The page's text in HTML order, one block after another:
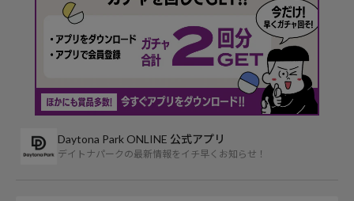
Daytona Park ONLINE 公式アプリ
デイトナパークの最新情報をイチ早くお知らせ！